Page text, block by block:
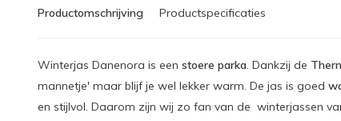
Productomschrijving Productspecificaties
Winterjas Danenora is een stoere parka. Dankzij de
mannetje' maar blijf je wel lekker warm. De jas is goed
en stijlvol. Daarom zijn wij zo fan van de winterjassen